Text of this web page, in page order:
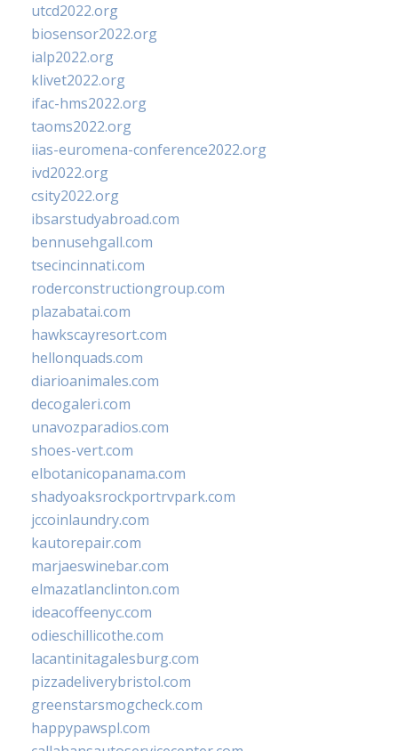
utcd2022.org
biosensor2022.org
ialp2022.org
klivet2022.org
ifac-hms2022.org
taoms2022.org
iias-euromena-conference2022.org
ivd2022.org
csity2022.org
ibsarstudyabroad.com
bennusehgall.com
tsecincinnati.com
roderconstructiongroup.com
plazabatai.com
hawkscayresort.com
hellonquads.com
diarioanimales.com
decogaleri.com
unavozparadios.com
shoes-vert.com
elbotanicopanama.com
shadyoaksrockportrvpark.com
jccoinlaundry.com
kautorepair.com
marjaeswinebar.com
elmazatlanclinton.com
ideacoffeenyc.com
odieschillicothe.com
lacantinitagalesburg.com
pizzadeliverybristol.com
greenstarsmogcheck.com
happypawspl.com